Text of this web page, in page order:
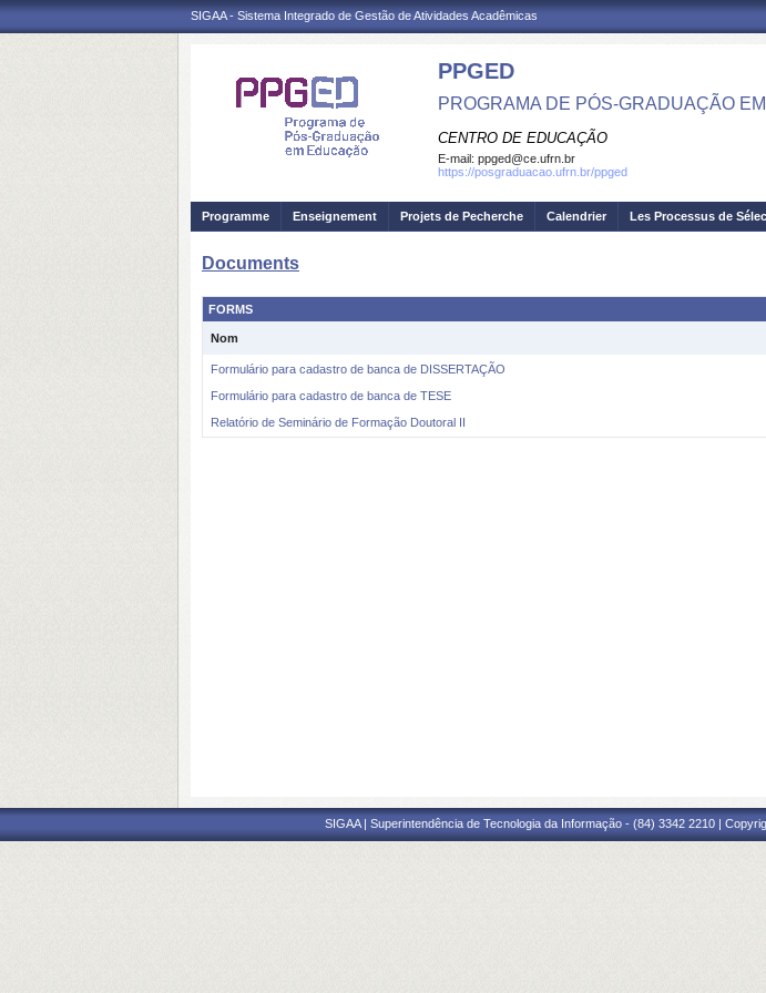
SIGAA - Sistema Integrado de Gestão de Atividades Acadêmicas
PPGED
PROGRAMA DE PÓS-GRADUAÇÃO
CENTRO DE EDUCAÇÃO
E-mail: ppged@ce.ufrn.br
https://posgraduacao.ufrn.br/ppged
Programme Enseignement Projets de Pecherche Calendrier Les Processus de
Documents
FORMS
Nom
Formulário para cadastro de banca de DISSERTAÇÃO
Formulário para cadastro de banca de TESE
Relatório de Seminário de Formação Doutoral II
SIGAA | Superintendência de Tecnologia da Informação - (84) 3342 2210 |